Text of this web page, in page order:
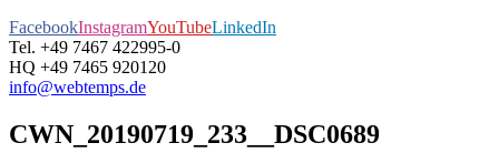
FacebookInstagramYouTubeLinkedIn
Tel. +49 7467 422995-0
HQ +49 7465 920120
info@webtemps.de
CWN_20190719_233__DSC0689